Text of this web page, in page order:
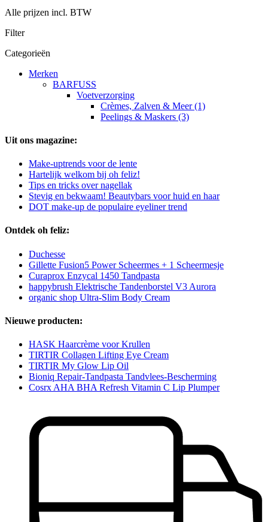
Alle prijzen incl. BTW
Filter
Categorieën
Merken
BARFUSS
Voetverzorging
Crèmes, Zalven & Meer (1)
Peelings & Maskers (3)
Uit ons magazine:
Make-uptrends voor de lente
Hartelijk welkom bij oh feliz!
Tips en tricks over nagellak
Stevig en bekwaam! Beautybars voor huid en haar
DOT make-up de populaire eyeliner trend
Ontdek oh feliz:
Duchesse
Gillette Fusion5 Power Scheermes + 1 Scheermesje
Curaprox Enzycal 1450 Tandpasta
happybrush Elektrische Tandenborstel V3 Aurora
organic shop Ultra-Slim Body Cream
Nieuwe producten:
HASK Haarcrème voor Krullen
TIRTIR Collagen Lifting Eye Cream
TIRTIR My Glow Lip Oil
Bioniq Repair-Tandpasta Tandvlees-Bescherming
Cosrx AHA BHA Refresh Vitamin C Lip Plumper